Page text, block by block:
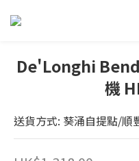
De'Longhi
機
送貨方式: 葵涌自提點/順